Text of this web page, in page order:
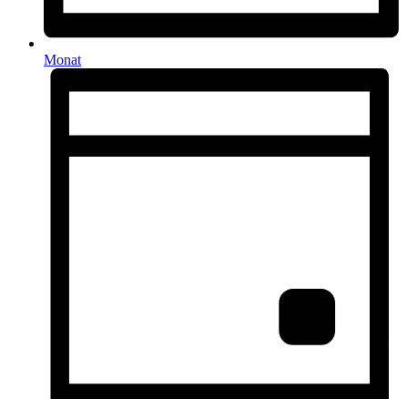
Monat